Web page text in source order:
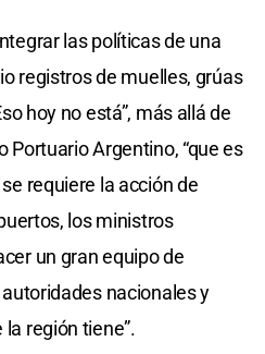
las políticas de una
registros de muelles, grúas
hoy no está”, más allá de
Portuario Argentino, “que es
requiere la acción de
los ministros
un gran equipo de
nacionales y
región tiene”.